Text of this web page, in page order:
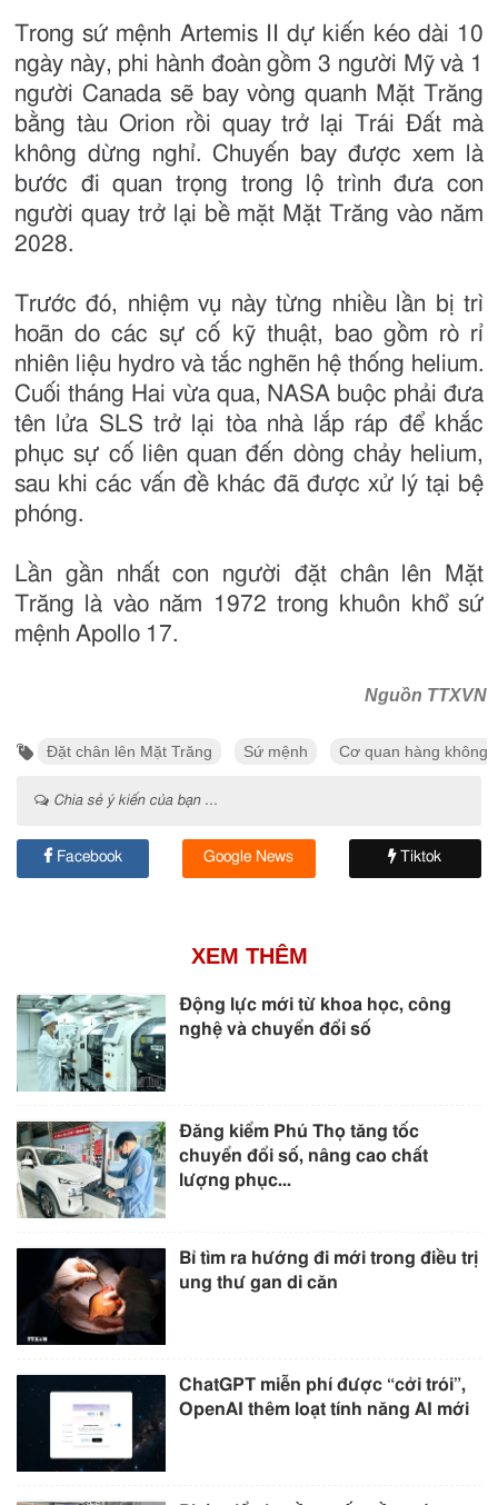
Trong sứ mệnh Artemis II dự kiến kéo dài 10
ngày này, phi hành đoàn gồm 3 người Mỹ và 1
người Canada sẽ bay vòng quanh Mặt Trăng
bằng tàu Orion rồi quay trở lại Trái Đất mà
không dừng nghỉ. Chuyến bay được xem là
bước đi quan trọng trong lộ trình đưa con
người quay trở lại bề mặt Mặt Trăng vào năm
2028.
Trước đó, nhiệm vụ này từng nhiều lần bị trì
hoãn do các sự cố kỹ thuật, bao gồm rò rỉ
nhiên liệu hydro và tắc nghẽn hệ thống helium.
Cuối tháng Hai vừa qua, NASA buộc phải đưa
tên lửa SLS trở lại tòa nhà lắp ráp để khắc
phục sự cố liên quan đến dòng chảy helium,
sau khi các vấn đề khác đã được xử lý tại bệ
phóng.
Lần gần nhất con người đặt chân lên Mặt
Trăng là vào năm 1972 trong khuôn khổ sứ
mệnh Apollo 17.
Nguồn TTXVN
Đặt chân lên Mặt Trăng Sứ mệnh Cơ quan hàng không
Chia sẻ ý kiến của bạn ...
Facebook Google News Tiktok
XEM THÊM
Động lực mới từ khoa học, công
nghệ và chuyển đổi số
Đăng kiểm Phú Thọ tăng tốc
chuyển đổi số, nâng cao chất
lượng phục...
Bỉ tìm ra hướng đi mới trong điều trị
ung thư gan di căn
ChatGPT miễn phí được “cởi trói”,
OpenAI thêm loạt tính năng AI mới